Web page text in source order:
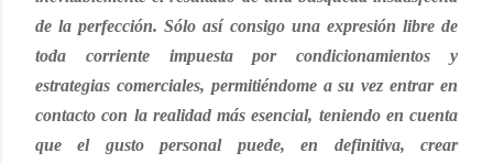
de la perfección. Sólo así consigo una expresión libre de
toda corriente impuesta por condicionamientos y
estrategias comerciales, permitiéndome a su vez entrar en
contacto con la realidad más esencial, teniendo en cuenta
que el gusto personal puede, en definitiva, crear